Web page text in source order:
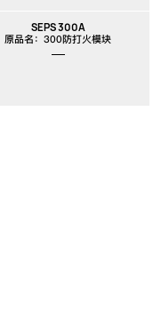
SEPS 300A
原品名：300防打火模块